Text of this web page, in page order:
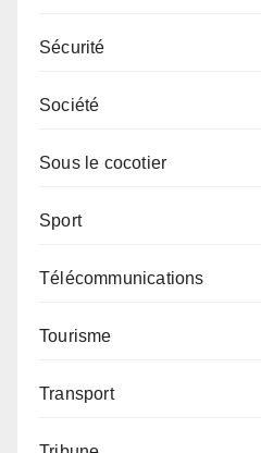
Sécurité
Société
Sous le cocotier
Sport
Télécommunications
Tourisme
Transport